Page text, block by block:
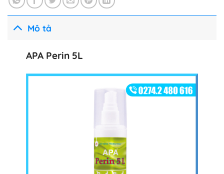
Mô tả
APA Perin 5L